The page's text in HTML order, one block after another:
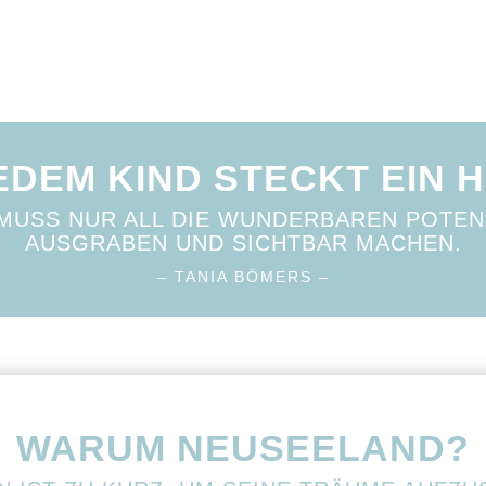
KIND STECKT EIN
NUR ALL DIE WUNDERBAREN
AUSGRABEN UND SICHTBAR MACHEN.
– TANIA BÖMERS –
WARUM NEUSEELAND?